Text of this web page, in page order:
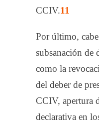
CCIV.11
Por último,
subsanación de
como la
del deber de
CCIV, apertura
declarativa en